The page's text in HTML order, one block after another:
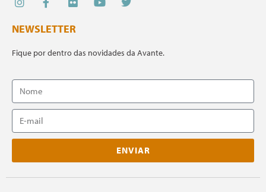
NEWSLETTER
Fique por dentro das novidades da Avante.
ENVIAR